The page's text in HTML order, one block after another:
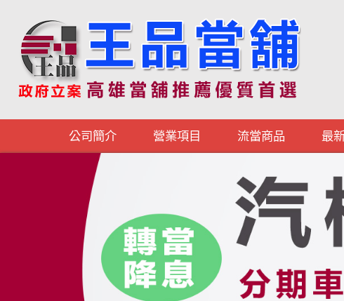
公司簡介 營業項目 流當商品 最